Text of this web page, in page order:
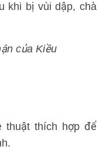
khi bị vùi dập, chà
của Kiều
thuật thích hợp để